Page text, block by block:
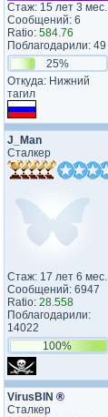
Стаж: 15 лет 3 мес.
Сообщений: 6
Ratio: 584.76
Поблагодарили: 49
25%
Откуда: Нижний
тагил
J_Man
Сталкер
Стаж: 17 лет 6 мес.
Сообщений: 6947
Ratio: 28.558
Поблагодарили:
14022
100%
VirusBIN ®
Сталкер